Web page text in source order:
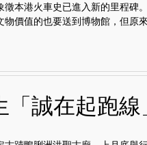
徵本港火車史已進入新的里程碑
價值的也要送到博物館，但原
誠在起跑線